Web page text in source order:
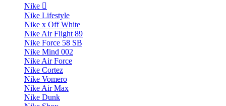
Nike
Nike Lifestyle
Nike x Off White
Nike Air Flight 89
Nike Force 58 SB
Nike Mind 002
Nike Air Force
Nike Cortez
Nike Vomero
Nike Air Max
Nike Dunk